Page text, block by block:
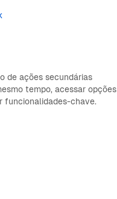
de ações secundárias
tempo, acessar opções
funcionalidades-chave.